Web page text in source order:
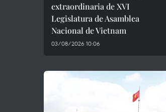
extraordinaria de XVI
Legislatura de Asamblea
Nacional de Vietnam
03/08/2026 10:06